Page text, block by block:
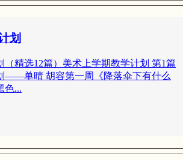
划
（精选12篇）美术上学期教学计划 第1篇
——单晴 胡容第一周《降落伞下有什么
色...